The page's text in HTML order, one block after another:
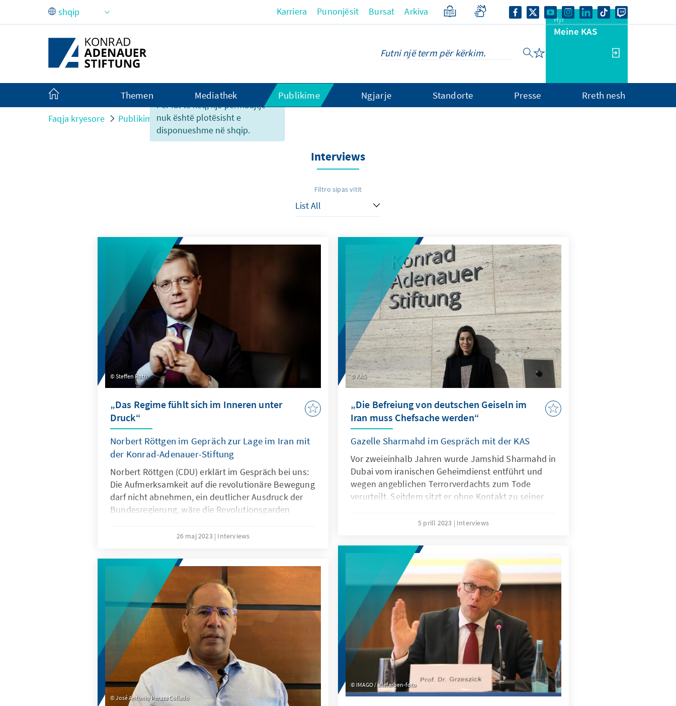
Skip to Main Content
Për fat të keq, kjo përmbajtje
nuk është plotësisht e
disponueshme në shqip.
Karriera Punonjësit Bursat Arkiva
Hyr
Meine KAS
Themen Mediathek Publikime Ngjarje Standorte Presse Rreth nesh
Faqja kryesore Publikime Interviews
Interviews
Filtro sipas vitit
Steffen Roth
„Das Regime fühlt sich im Inneren unter
Druck“
Norbert Röttgen im Gepräch zur Lage im Iran mit
der Konrad-Adenauer-Stiftung
Norbert Röttgen (CDU) erklärt im Gespräch bei uns:
Die Aufmerksamkeit auf die revolutionäre Bewegung
darf nicht abnehmen, ein deutlicher Ausdruck der
Bundesregierung, wäre die Revolutionsgarden
26 maj 2023 Interviews
KAS
„Die Befreiung von deutschen Geiseln im
Iran muss Chefsache werden“
Gazelle Sharmahd im Gespräch mit der KAS
Vor zweieinhalb Jahren wurde Jamshid Sharmahd in
Dubai vom iranischen Geheimdienst entführt und
wegen angeblichen Terrorverdachts zum Tode
verurteilt. Seitdem sitzt er ohne Kontakt zu seiner
Tochter Gazelle Sharmahd ist nach Berlin gereist,
und von der Bundesregierung politische
Konsequenzen zu fordern – so auch bei einem
Gespräch in der Konrad-Adenauer-Stiftung.
5 prill 2023 Interviews
IMAGO / allefarben-foto
José Antonio Peraza Collado